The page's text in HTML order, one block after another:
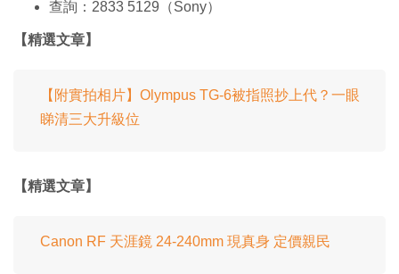
查詢：2833 5129（Sony）
【精選文章】
【附實拍相片】Olympus TG-6被指照抄上代？一眼
睇清三大升級位
【精選文章】
Canon RF 天涯鏡 24-240mm 現真身 定價親民